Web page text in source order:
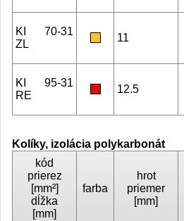
KI 70-31
ZL
11
KI 95-31
RE
12.5
Kolíky, izolácia polykarbonát
kód
prierez
[mm²]
dĺžka
[mm]
farba
hrot
priemer
[mm]